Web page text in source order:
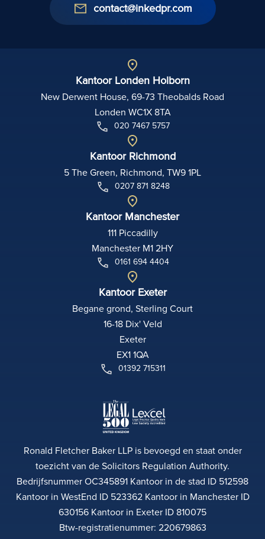
contact@inkedpr.com
Kantoor Londen Holborn
New Derwent House, 69-73 Theobalds Road
Londen WC1X 8TA
020 7467 5757
Kantoor Richmond
5 The Green, Richmond, TW9 1PL
0207 871 8248
Kantoor Manchester
111 Piccadilly
Manchester M1 2HY
0161 694 4404
Kantoor Exeter
Begane grond, Sterling Court
16-18 Dix' Veld
Exeter
EX1 1QA
01392 715311
Ronald Fletcher Baker LLP is bevoegd en staat onder
toezicht van de Solicitors Regulation Authority.
Bedrijfsnummer OC345891 Kantoor in de stad ID 512598
Kantoor in WestEnd ID 523362 Kantoor in Manchester ID
630156 Kantoor in Exeter ID 810075
Btw-registratienummer: 220679863